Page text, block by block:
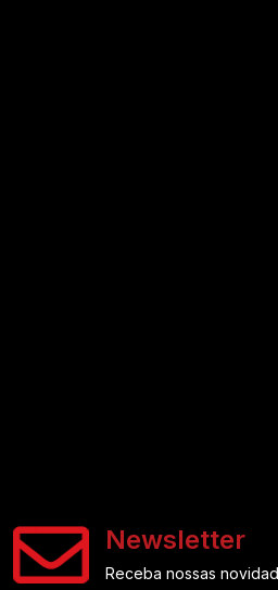
Newsletter
Receba nossas